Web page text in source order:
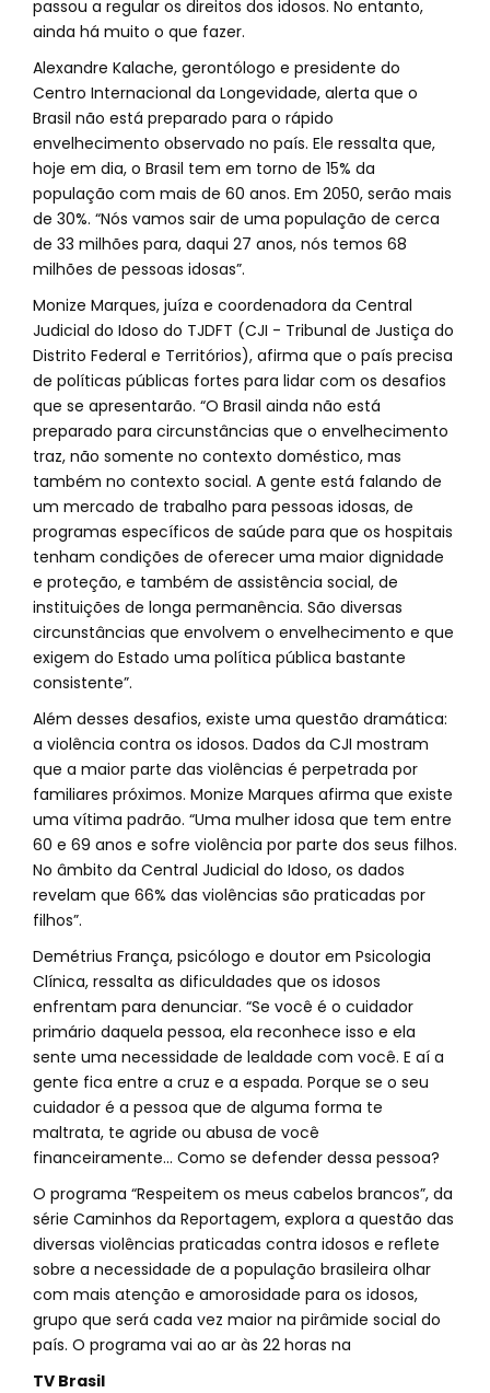
passou a regular os direitos dos idosos. No entanto,
ainda há muito o que fazer.
Alexandre Kalache, gerontólogo e presidente do
Centro Internacional da Longevidade, alerta que o
Brasil não está preparado para o rápido
envelhecimento observado no país. Ele ressalta que,
hoje em dia, o Brasil tem em torno de 15% da
população com mais de 60 anos. Em 2050, serão mais
de 30%. “Nós vamos sair de uma população de cerca
de 33 milhões para, daqui 27 anos, nós temos 68
milhões de pessoas idosas”.
Monize Marques, juíza e coordenadora da Central
Judicial do Idoso do TJDFT (CJI - Tribunal de Justiça do
Distrito Federal e Territórios), afirma que o país precisa
de políticas públicas fortes para lidar com os desafios
que se apresentarão. “O Brasil ainda não está
preparado para circunstâncias que o envelhecimento
traz, não somente no contexto doméstico, mas
também no contexto social. A gente está falando de
um mercado de trabalho para pessoas idosas, de
programas específicos de saúde para que os hospitais
tenham condições de oferecer uma maior dignidade
e proteção, e também de assistência social, de
instituições de longa permanência. São diversas
circunstâncias que envolvem o envelhecimento e que
exigem do Estado uma política pública bastante
consistente”.
Além desses desafios, existe uma questão dramática:
a violência contra os idosos. Dados da CJI mostram
que a maior parte das violências é perpetrada por
familiares próximos. Monize Marques afirma que existe
uma vítima padrão. “Uma mulher idosa que tem entre
60 e 69 anos e sofre violência por parte dos seus filhos.
No âmbito da Central Judicial do Idoso, os dados
revelam que 66% das violências são praticadas por
filhos”.
Demétrius França, psicólogo e doutor em Psicologia
Clínica, ressalta as dificuldades que os idosos
enfrentam para denunciar. “Se você é o cuidador
primário daquela pessoa, ela reconhece isso e ela
sente uma necessidade de lealdade com você. E aí a
gente fica entre a cruz e a espada. Porque se o seu
cuidador é a pessoa que de alguma forma te
maltrata, te agride ou abusa de você
financeiramente... Como se defender dessa pessoa?
O programa “Respeitem os meus cabelos brancos”, da
série Caminhos da Reportagem, explora a questão das
diversas violências praticadas contra idosos e reflete
sobre a necessidade de a população brasileira olhar
com mais atenção e amorosidade para os idosos,
grupo que será cada vez maior na pirâmide social do
país. O programa vai ao ar às 22 horas na
TV Brasil